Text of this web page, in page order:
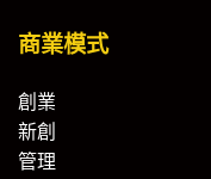
商業模式
創業
新創
管理